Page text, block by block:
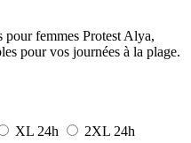
femmes Protest Alya,
pour vos journées à la plage.
XL 24h 2XL 24h